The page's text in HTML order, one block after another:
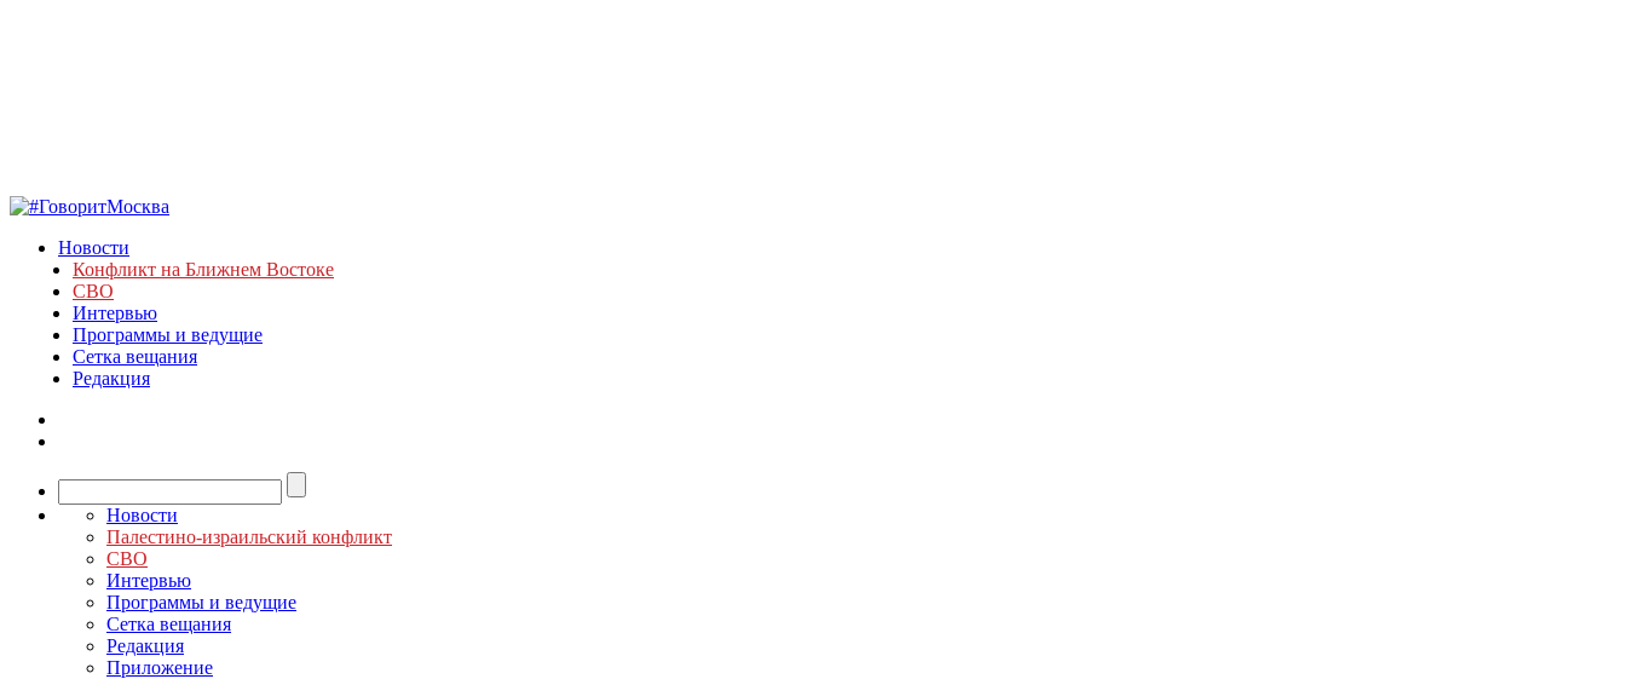
Новости
Конфликт на Ближнем Востоке
СВО
Интервью
Программы и ведущие
Сетка вещания
Редакция
Новости
Палестино-израильский конфликт
СВО
Интервью
Программы и ведущие
Сетка вещания
Редакция
Приложение